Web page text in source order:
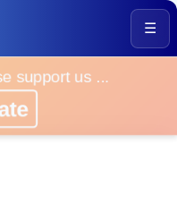
☰
support us ...